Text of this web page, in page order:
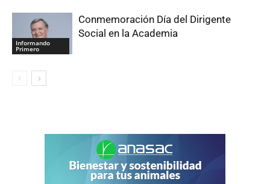
Informando
Primero
Conmemoración Día del Dirigente
Social en la Academia